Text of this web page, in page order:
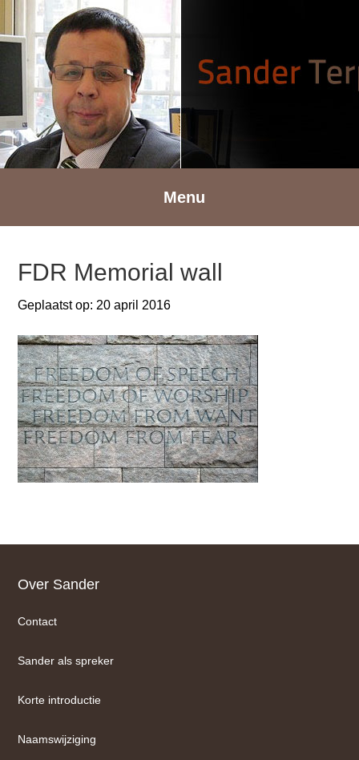
Spring
naar
hoofdnavigatie
naar
hoofd
inhoud
Spring
naar
voettekst
Menu
FDR Memorial wall
Geplaatst op: 20 april 2016
Footer
Over Sander
Contact
Sander als spreker
Korte introductie
Naamswijziging